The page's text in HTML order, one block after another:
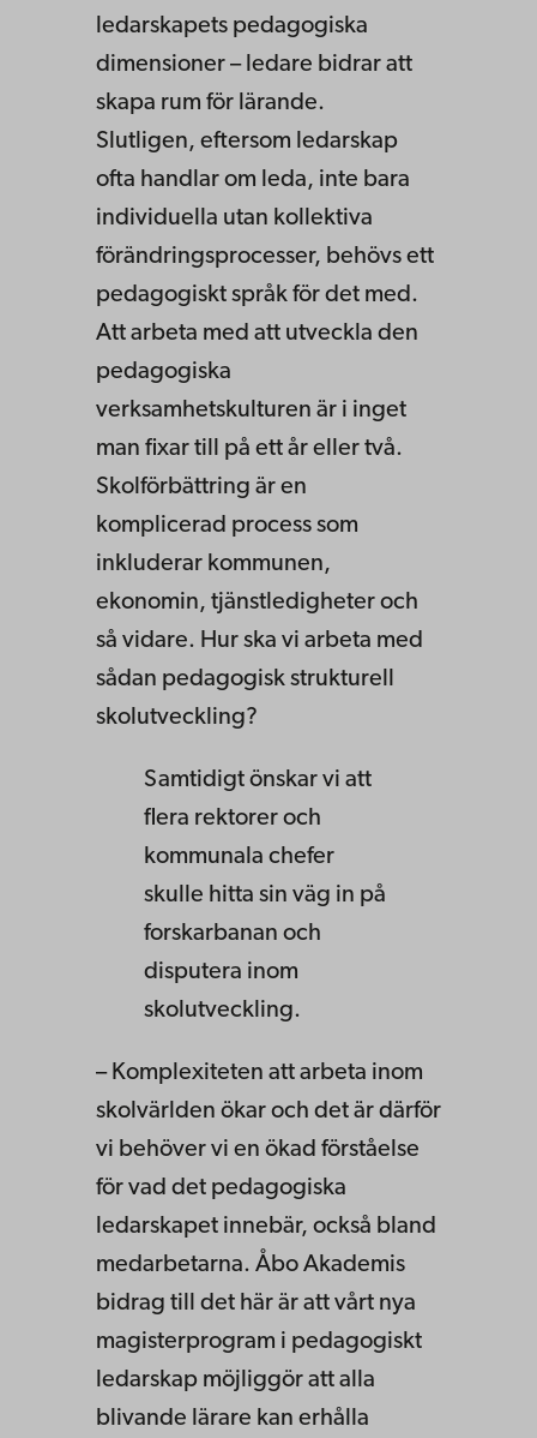
ledarskapets pedagogiska
dimensioner – ledare bidrar att
skapa rum för lärande.
Slutligen, eftersom ledarskap
ofta handlar om leda, inte bara
individuella utan kollektiva
förändringsprocesser, behövs ett
pedagogiskt språk för det med.
Att arbeta med att utveckla den
pedagogiska
verksamhetskulturen är i inget
man fixar till på ett år eller två.
Skolförbättring är en
komplicerad process som
inkluderar kommunen,
ekonomin, tjänstledigheter och
så vidare. Hur ska vi arbeta med
sådan pedagogisk strukturell
skolutveckling?
Samtidigt önskar vi att
flera rektorer och
kommunala chefer
skulle hitta sin väg in på
forskarbanan och
disputera inom
skolutveckling.
– Komplexiteten att arbeta inom
skolvärlden ökar och det är därför
vi behöver vi en ökad förståelse
för vad det pedagogiska
ledarskapet innebär, också bland
medarbetarna. Åbo Akademis
bidrag till det här är att vårt nya
magisterprogram i pedagogiskt
ledarskap möjliggör att alla
blivande lärare kan erhålla